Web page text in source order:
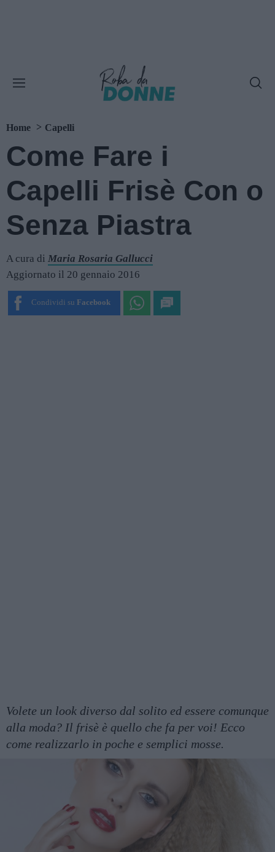
Home Capelli
Come Fare i
Capelli Frisè Con o
Senza Piastra
A cura di Maria Rosaria Gallucci
Aggiornato il 20 gennaio 2016
Condividi su Facebook
Volete un look diverso dal solito ed essere comunque
alla moda? Il frisè è quello che fa per voi! Ecco
come realizzarlo in poche e semplici mosse.